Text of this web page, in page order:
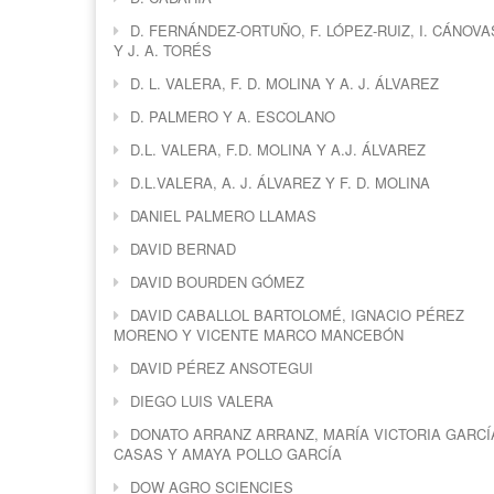
D. FERNÁNDEZ-ORTUÑO, F. LÓPEZ-RUIZ, I.
Y J. A. TORÉS
D. L. VALERA, F. D. MOLINA Y A. J. ÁLVAREZ
D. PALMERO Y A. ESCOLANO
D.L. VALERA, F.D. MOLINA Y A.J. ÁLVAREZ
D.L.VALERA, A. J. ÁLVAREZ Y F. D. MOLINA
DANIEL PALMERO LLAMAS
DAVID BERNAD
DAVID BOURDEN GÓMEZ
DAVID CABALLOL BARTOLOMÉ, IGNACIO PÉREZ
MORENO Y VICENTE MARCO MANCEBÓN
DAVID PÉREZ ANSOTEGUI
DIEGO LUIS VALERA
DONATO ARRANZ ARRANZ, MARÍA VICTORIA
CASAS Y AMAYA POLLO GARCÍA
DOW AGRO SCIENCIES